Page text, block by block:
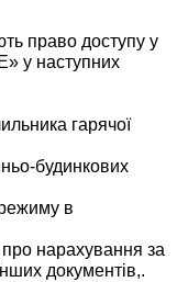
право доступу у
у наступних
гарячої
будинкових
в
нарахування за
документів,.